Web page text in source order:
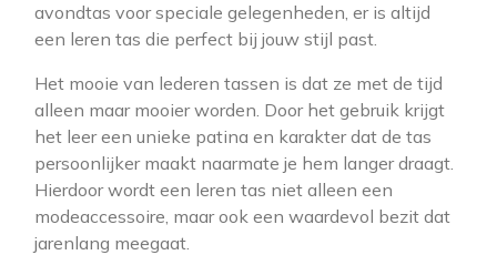
avondtas voor speciale gelegenheden, er is altijd
een leren tas die perfect bij jouw stijl past.
Het mooie van lederen tassen is dat ze met de tijd
alleen maar mooier worden. Door het gebruik krijgt
het leer een unieke patina en karakter dat de tas
persoonlijker maakt naarmate je hem langer draagt.
Hierdoor wordt een leren tas niet alleen een
modeaccessoire, maar ook een waardevol bezit dat
jarenlang meegaat.